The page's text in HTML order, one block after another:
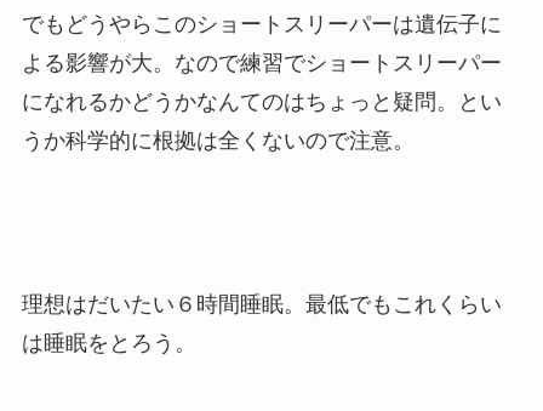
でもどうやらこのショートスリーパーは遺伝子に
よる影響が大。なので練習でショートスリーパー
になれるかどうかなんてのはちょっと疑問。とい
うか科学的に根拠は全くないので注意。
理想はだいたい６時間睡眠。最低でもこれくらい
は睡眠をとろう。